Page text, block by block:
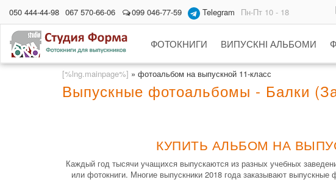
050 444-44-98 067 570-66-06 099 046-77-59 Telegram Пн-Пт 10 - 18
ФОТОКНИГИ ВИПУСКНІ АЛЬБОМИ
[%lng.mainpage%] » фотоальбом на выпускной 11-класс
Выпускные фотоальбомы - Балки
КУПИТЬ АЛЬБОМ НА
Каждый год тысячи учащихся выпускаются из разных учебных
или фотокниги. Многие выпускники 2018 года заказывают